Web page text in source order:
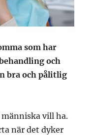
som har
och
bra och pålitlig
vill ha.
när det dyker